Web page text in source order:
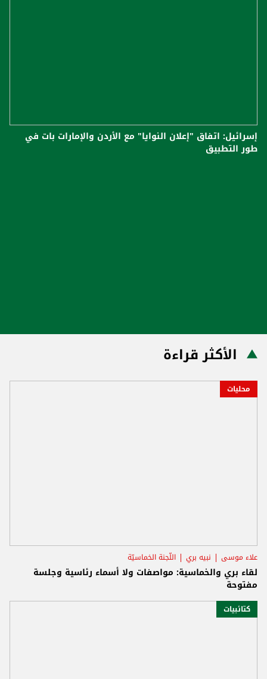
إسرائيل: اتفاق "إعلان النوايا" مع الأردن والإمارات بات في
طور التطبيق
الأكثر قراءة
محليات
علاء موسى نبيه بري اللّجنة الخماسيّة
لقاء بري والخماسية: مواصفات ولا أسماء رئاسية وجلسة
مفتوحة
كتائبيات